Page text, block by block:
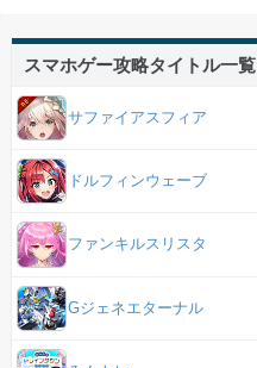
スマホゲー攻略タイトル一覧
サファイアスフィア
ドルフィンウェーブ
ファンキルスリスタ
Gジェネエターナル